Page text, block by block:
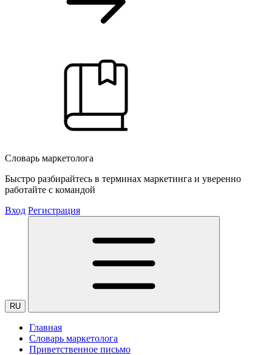
Словарь маркетолога
Быстро разбирайтесь в терминах маркетинга и уверенно
работайте с командой
Вход Регистрация
RU
Главная
Словарь маркетолога
Приветственное письмо